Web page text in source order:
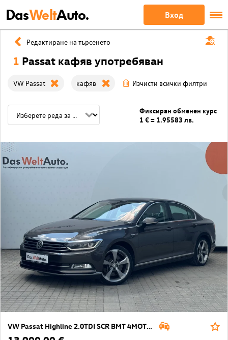
DasWeltAuto. Вход
Редактиране на търсенето
1 Passat кафяв употребяван
VW Passat кафяв Изчисти всички филтри
Фиксиран обменен курс
1 € = 1.95583 лв.
VW Passat Highline 2.0TDI SCR BMT 4MOTION